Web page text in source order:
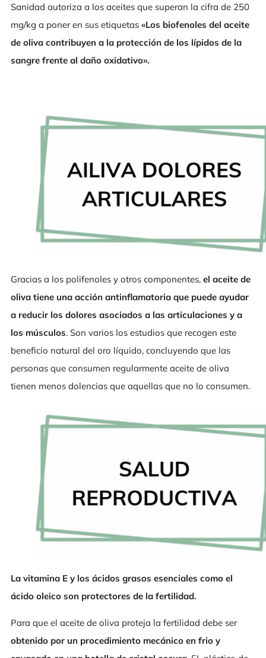
Sanidad autoriza a los aceites que superan la cifra de 250
mg/kg a poner en sus etiquetas «Los biofenoles del aceite
de oliva contribuyen a la protección de los lípidos de la
sangre frente al daño oxidativo».
Gracias a los polifenoles y otros componentes, el aceite de
oliva tiene una acción antinflamatoria que puede ayudar
a reducir los dolores asociados a las articulaciones y a
los músculos. Son varios los estudios que recogen este
beneficio natural del oro líquido, concluyendo que las
personas que consumen regularmente aceite de oliva
tienen menos dolencias que aquellas que no lo consumen.
La vitamina E y los ácidos grasos esenciales como el
ácido oleico son protectores de la fertilidad.
Para que el aceite de oliva proteja la fertilidad debe ser
obtenido por un procedimiento mecánico en frio y